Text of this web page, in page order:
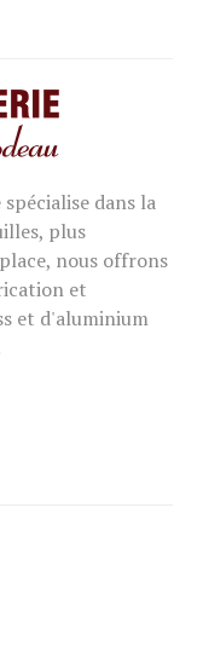
dans la
plus
nous offrons
et
et d'aluminium